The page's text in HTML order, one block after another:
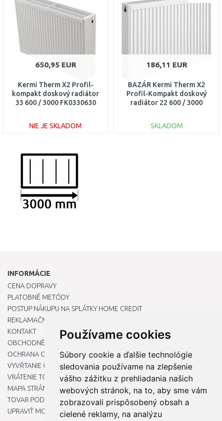
Používame cookies
Súbory cookie a ďalšie technológie
sledovania používame na zlepšenie
vášho zážitku z prehliadania našich
webových stránok, na to, aby sme vám
zobrazovali prispôsobený obsah a
cielené reklamy, na analýzu
Porovnať
650,95 EUR
Kermi Therm X2 Profil-
kompakt doskový radiátor
33 600 / 3000 FK0330630
NIE JE SKLADOM
186,11 EUR
BAZÁR Kermi Therm X2
Profil-Kompakt doskový
radiátor 22 600 / 3000
SKLADOM
INFORMÁCIE
CENA DOPRAVY
PLATOBNÉ METÓDY
POSTUP NÁKUPU NA SPLÁTKY HOME CREDIT
REKLAMAČNÝ PORIADOK
KONTAKT
OBCHODNÉ PODMIENKY
OCHRANA OSOBNÝCH ÚDAJOV
VYVŔTANIE OTVORU DO DREZU PRE KUCHYNSKÚ BATÉRIU
VRÁTENIE TOVARU / REKLAMÁCIE
MAPA STRÁNOK
TOVAR PODĽA ZNAČIEK
UPRAVIŤ MOJE PREDVOĽBY COOKIES